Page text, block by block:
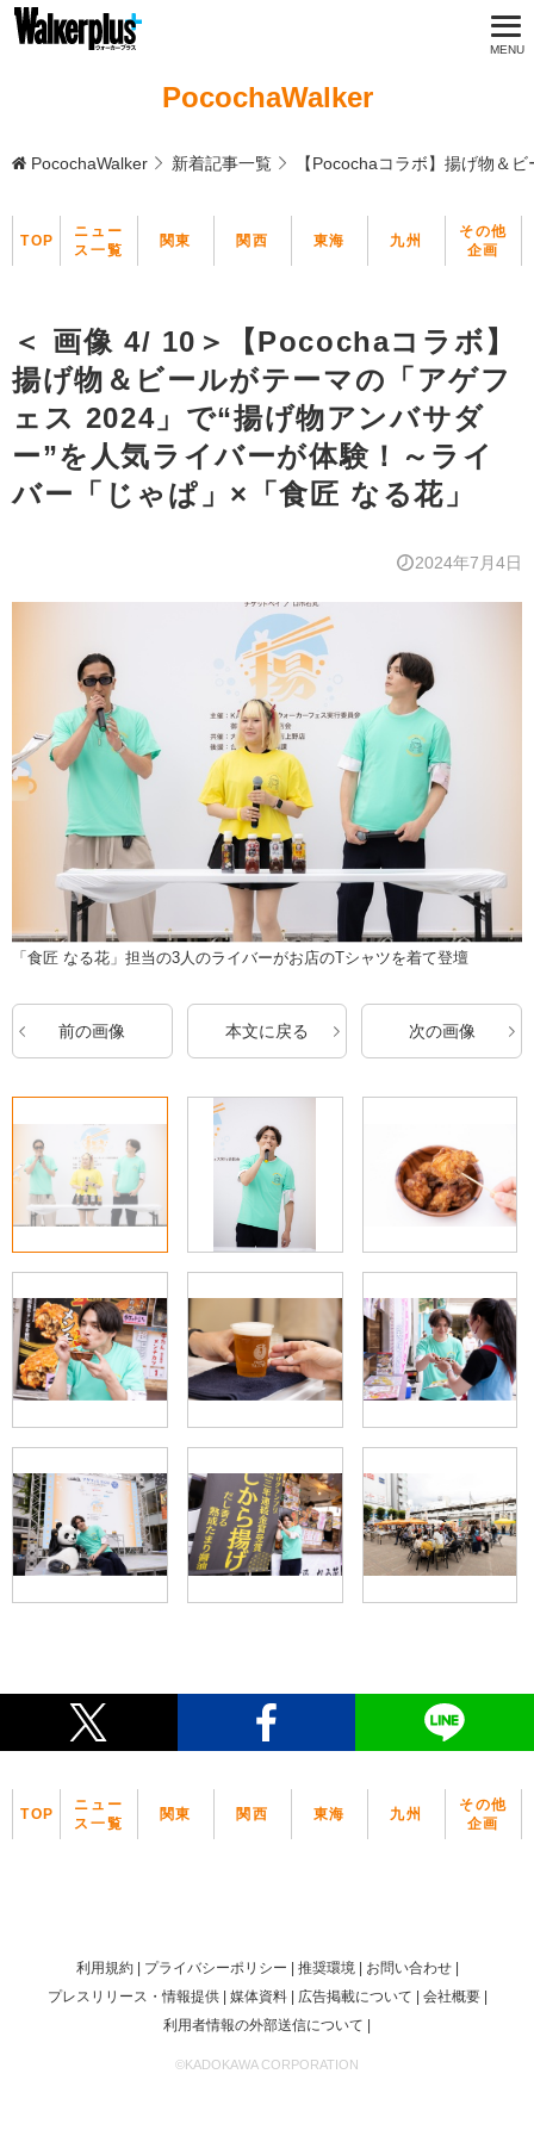
PocochaWalker
PocochaWalker 新着記事一覧 【Pocochaコラボ】揚げ物＆
TOP
ニュー
ス一覧
関東 関西 東海 九州
その他
企画
＜ 画像 4/ 10＞【Pocochaコラボ】
揚げ物＆ビールがテーマの「アゲフ
ェス 2024」で“揚げ物アンバサダ
ー”を人気ライバーが体験！～ライ
バー「じゃぱ」×「食匠 なる花」
2024年7月4日
「食匠 なる花」担当の3人のライバーがお店のTシャツを着て登壇
前の画像 本文に戻る 次の画像
TOP
ニュー
ス一覧
関東 関西 東海 九州
その他
企画
利用規約 プライバシーポリシー 推奨環境
お問い合わせ
プレスリリース・情報提供
媒体資料 広告掲載について
会社概要
利用者情報の外部送信について
©KADOKAWA CORPORATION